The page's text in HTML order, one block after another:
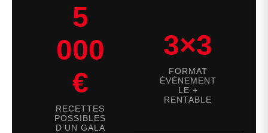
5
000
€
RECETTES
POSSIBLES
D’UN GALA
3×3
FORMAT
ÉVÉNEMENT
LE +
RENTABLE